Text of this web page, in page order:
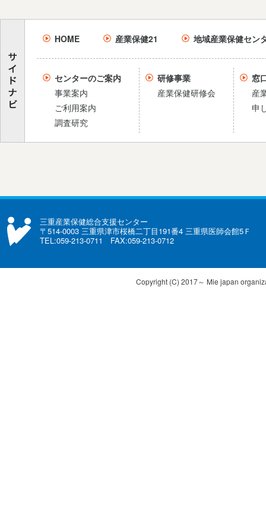
HOME 産業保健21 地域産業保健セン
センターのご案内
事業案内
ご利用案内
調査研究
研修事業
産業保健研修会
窓
産
申
三重産業保健総合支援センター
〒514-0003 三重県津市桜橋二丁目191番4 三重県医師会館5Ｆ
TEL:059-213-0711 FAX:059-213-0712
Copyright (C) 2017～ Mie japan